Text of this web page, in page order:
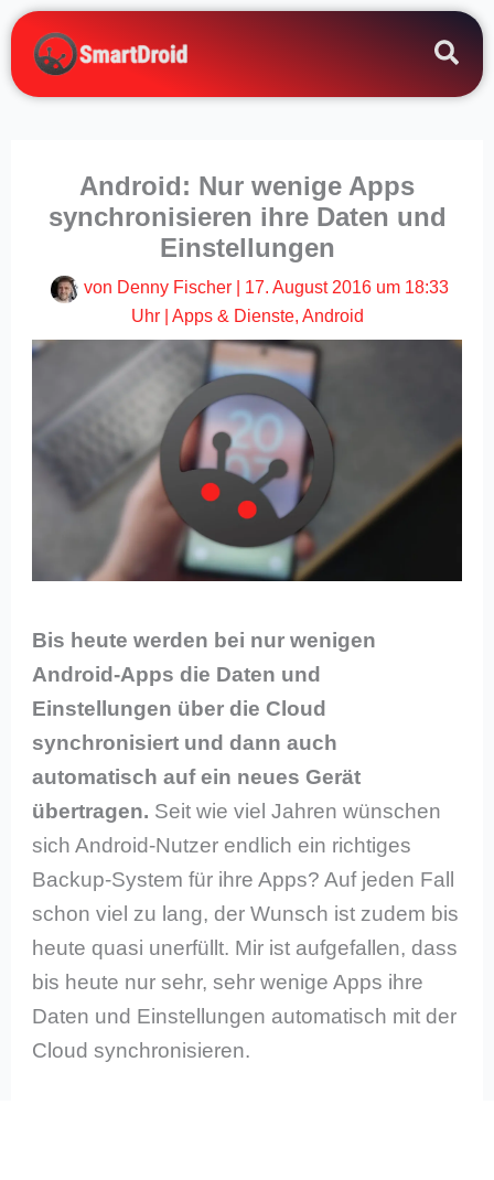
Zum
Inhalt
springen
Android: Nur wenige Apps
synchronisieren ihre Daten und
Einstellungen
von Denny Fischer
17. August 2016 um 18:33
Uhr| Apps & Dienste, Android
Bis heute werden bei nur wenigen
Android-Apps die Daten und
Einstellungen über die Cloud
synchronisiert und dann auch
automatisch auf ein neues Gerät
übertragen. Seit wie viel Jahren wünschen
sich Android-Nutzer endlich ein richtiges
Backup-System für ihre Apps? Auf jeden Fall
schon viel zu lang, der Wunsch ist zudem bis
heute quasi unerfüllt. Mir ist aufgefallen, dass
bis heute nur sehr, sehr wenige Apps ihre
Daten und Einstellungen automatisch mit der
Cloud synchronisieren.